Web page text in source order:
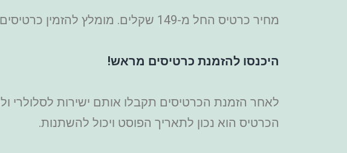
מחיר כרטיס החל מ-149 שקלים. מומלץ להזמין כרטיסים מראש אונליין כדי לחסוך זמן ותורים, וגם ליהנות מהנחות שיש לפעמים.
היכנסו להזמנת כרטיסים מראש!
לאחר הזמנת הכרטיסים תקבלו אותם ישירות לסלולרי
הכרטיס הוא נכון לתאריך הפוסט ויכול להשתנות.